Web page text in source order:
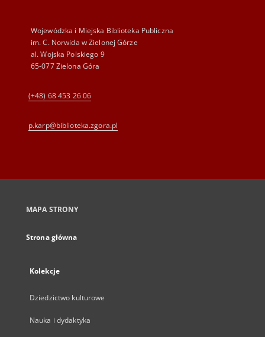
Wojewódzka i Miejska Biblioteka Publiczna
im. C. Norwida w Zielonej Górze
al. Wojska Polskiego 9
65-077 Zielona Góra
(+48) 68 453 26 06
p.karp@biblioteka.zgora.pl
MAPA STRONY
Strona główna
Kolekcje
Dziedzictwo kulturowe
Nauka i dydaktyka